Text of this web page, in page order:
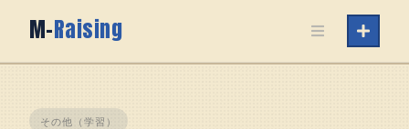
M-Raising
その他（学習）